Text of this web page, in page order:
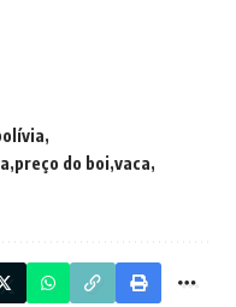
preço do boi vaca